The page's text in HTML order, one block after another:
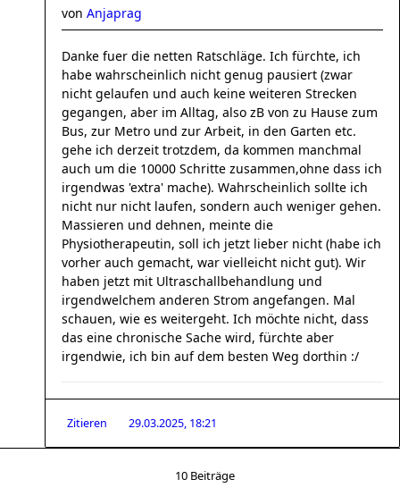
von Anjaprag
Danke fuer die netten Ratschläge. Ich fürchte, ich
habe wahrscheinlich nicht genug pausiert (zwar
nicht gelaufen und auch keine weiteren Strecken
gegangen, aber im Alltag, also zB von zu Hause zum
Bus, zur Metro und zur Arbeit, in den Garten etc.
gehe ich derzeit trotzdem, da kommen manchmal
auch um die 10000 Schritte zusammen,ohne dass ich
irgendwas 'extra' mache). Wahrscheinlich sollte ich
nicht nur nicht laufen, sondern auch weniger gehen.
Massieren und dehnen, meinte die
Physiotherapeutin, soll ich jetzt lieber nicht (habe ich
vorher auch gemacht, war vielleicht nicht gut). Wir
haben jetzt mit Ultraschallbehandlung und
irgendwelchem anderen Strom angefangen. Mal
schauen, wie es weitergeht. Ich möchte nicht, dass
das eine chronische Sache wird, fürchte aber
irgendwie, ich bin auf dem besten Weg dorthin :/
Zitieren 29.03.2025, 18:21
10 Beiträge